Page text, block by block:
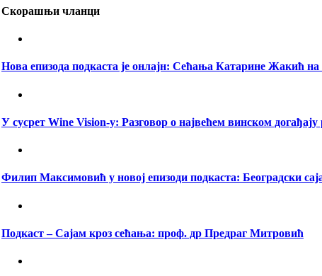
Скорашњи чланци
Нова епизода подкаста је онлајн: Сећања Катарине Жакић на
У сусрет Wine Vision-у: Разговор о највећем винском догађају
Филип Максимовић у новој епизоди подкаста: Београдски
Подкаст – Сајам кроз сећања: проф. др Предраг Митровић